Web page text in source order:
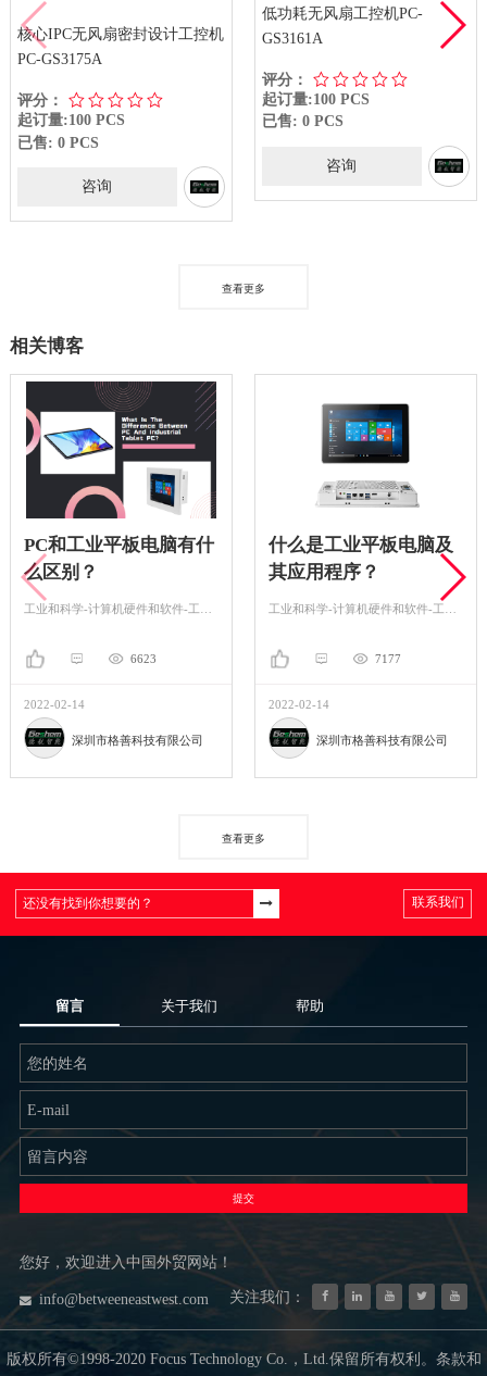
核心IPC无风扇密封设计工控机
PC-GS3175A
评分：
起订量:100 PCS
已售: 0 PCS
咨询
低功耗无风扇工控机PC-
GS3161A
评分：
起订量:100 PCS
已售: 0 PCS
咨询
查看更多
相关博客
PC和工业平板电脑有什
么区别？
6623
2022-02-14
深圳市格善科技有限公司
什么是工业平板电脑及
其应用程序？
7177
2022-02-14
深圳市格善科技有限公司
查看更多
联系我们
留言 关于我们 帮助
提交
您好，欢迎进入中国外贸网站！
info@betweeneastwest.com 关注我们：
版权所有©1998-2020 Focus Technology Co.，Ltd.保留所有权利。条款和